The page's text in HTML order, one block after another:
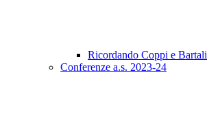
Ricordando Coppi e Bartali
Conferenze a.s. 2023-24